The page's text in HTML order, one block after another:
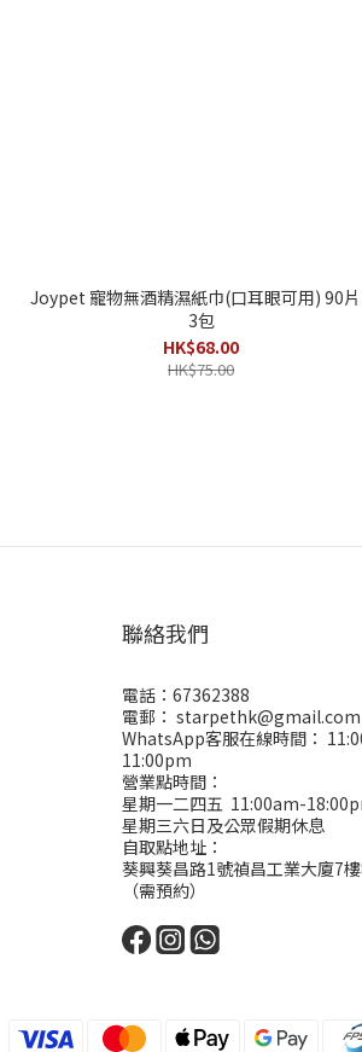
Joypet 寵物無酒精濕紙巾(口耳眼可用) 90
3包
HK$68.00
HK$75.00
聯絡我們
電話：67362388
電郵： starpethk@gmail.com
WhatsApp客服在線時間：
11:00pm
營業點時間：
星期一二四五 11:00am-
星期三六日及公眾假期休息
自取點地址：
葵興葵昌路1號禎昌工業大廈7
（需預約）